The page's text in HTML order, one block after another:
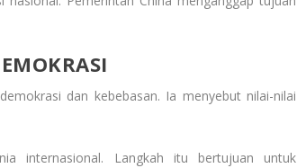
dan kebebasan. Ia menyebut nilai-nilai
internasional. Langkah itu bertujuan untuk